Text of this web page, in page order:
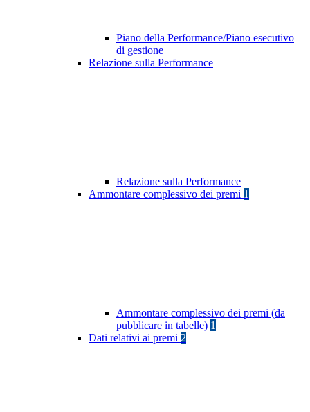
Piano della Performance/Piano esecutivo
di gestione
Relazione sulla Performance
Relazione sulla Performance
Ammontare complessivo dei premi 1
Ammontare complessivo dei premi (da
pubblicare in tabelle) 1
Dati relativi ai premi 2